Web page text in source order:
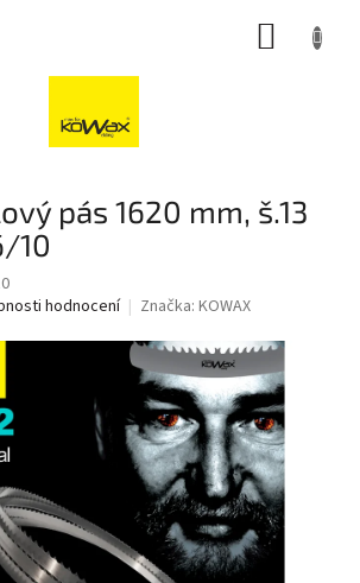
pás 1620 mm, š.13
10
hodnocení Značka: KOWAX